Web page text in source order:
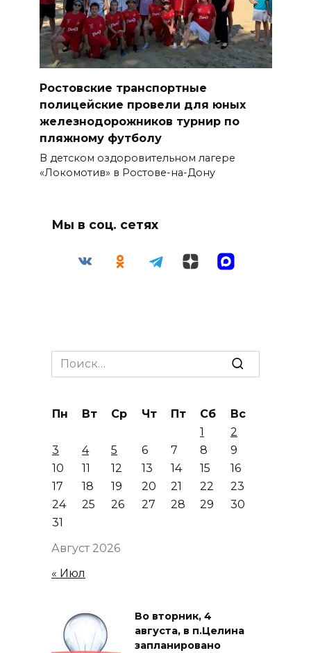
Ростовские транспортные
полицейские провели для юных
железнодорожников турнир по
пляжному футболу
В детском оздоровительном лагере
«Локомотив» в Ростове-на-Дону
Мы в соц. сетях
Search
for:
Август 2026
Пн Вт Ср Чт Пт Сб
Вс
1
2
3
4 5 6 7 8
9
10
11 12 13 14 15
16
17
18 19 20 21 22
23
24
25 26 27 28 29
30
31
« Июл
Во вторник, 4
августа, в п.Целина
запланировано